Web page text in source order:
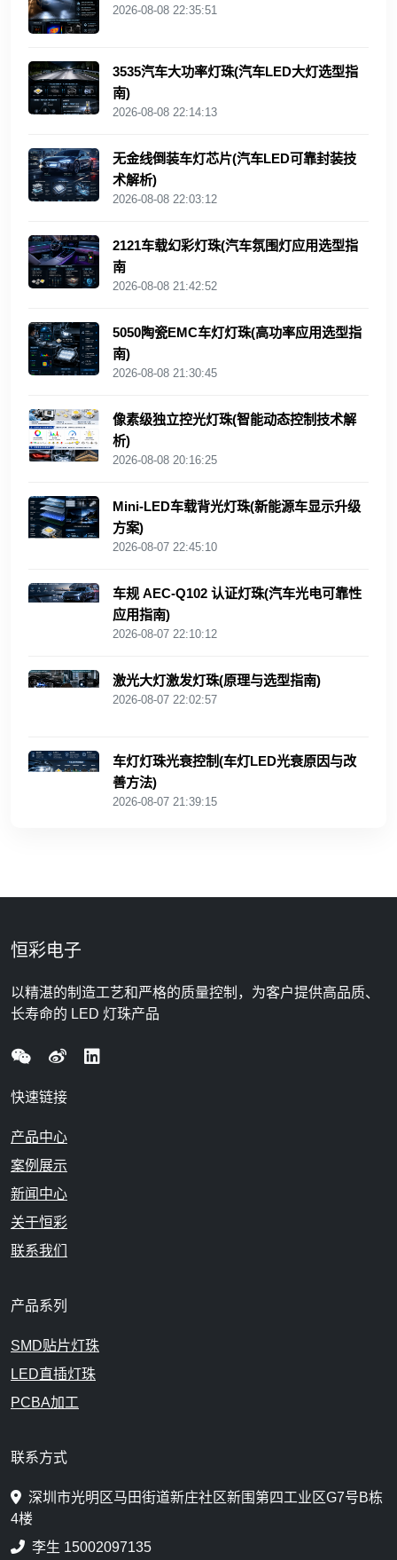
2026-08-08 22:35:51
3535汽车大功率灯珠(汽车LED大灯选型指
南)
2026-08-08 22:14:13
无金线倒装车灯芯片(汽车LED可靠封装技
术解析)
2026-08-08 22:03:12
2121车载幻彩灯珠(汽车氛围灯应用选型指
南
2026-08-08 21:42:52
5050陶瓷EMC车灯灯珠(高功率应用选型指
南)
2026-08-08 21:30:45
像素级独立控光灯珠(智能动态控制技术解
析)
2026-08-08 20:16:25
Mini‑LED车载背光灯珠(新能源车显示升级
方案)
2026-08-07 22:45:10
车规 AEC‑Q102 认证灯珠(汽车光电可靠性
应用指南)
2026-08-07 22:10:12
激光大灯激发灯珠(原理与选型指南)
2026-08-07 22:02:57
车灯灯珠光衰控制(车灯LED光衰原因与改
善方法)
2026-08-07 21:39:15
恒彩电子
以精湛的制造工艺和严格的质量控制，为客户提供高品质、
长寿命的 LED 灯珠产品
快速链接
产品中心
案例展示
新闻中心
关于恒彩
联系我们
产品系列
SMD贴片灯珠
LED直插灯珠
PCBA加工
联系方式
深圳市光明区马田街道新庄社区新围第四工业区G7号B栋
4楼
李生 15002097135